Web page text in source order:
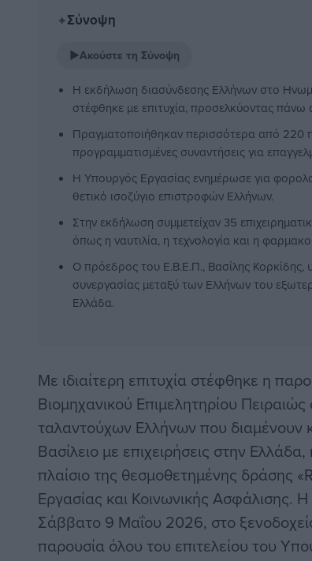
✦Σύνοψη
▶Ακούστε τη Σύνοψη
Η εκδήλωση διασύνδεσης Ελλήνων στο
στέφθηκε με επιτυχία, προσελκύοντας πάνω
Πραγματοποιήθηκαν περισσότερα από 220
προγραμματισμένες συναντήσεις για
Η Υπουργός Εργασίας ενημέρωσε για
θετικό ισοζύγιο επιστροφών Ελλήνων.
Στην εκδήλωση συμμετείχαν 35
όπως η ναυτιλία, η τεχνολογία και η
Ο πρόεδρος του Ε.Β.Ε.Π., Βασίλης Κορκίδης,
συνεργασίας μεταξύ των Ελλήνων του
Ελλάδα.
Με ιδιαίτερη επιτυχία στέφθηκε η
Βιομηχανικού Επιμελητηρίου
ταλαντούχων Ελλήνων που διαμένουν
Βασίλειο με επιχειρήσεις στην
πλαίσιο της θεσμοθετημένης δράσης
Εργασίας και Κοινωνικής Ασφάλισης.
Σάββατο 9 Μαΐου 2026, στο
παρουσία όλου του επιτελείου του